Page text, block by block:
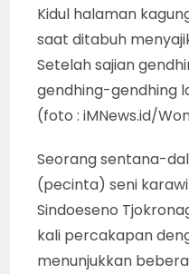
Kidul halaman
saat ditabuh
Setelah sajian
gendhing-gendhing
(foto : iMNews.id/
Seorang sentana-
(pecinta) seni
Sindoeseno
kali percakapan
menunjukkan